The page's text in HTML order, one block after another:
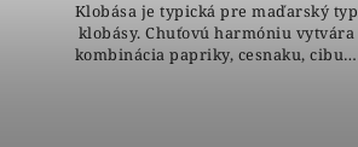
Klobása je typická pre maďarský typ
klobásy. Chuťovú harmóniu vytvára
kombinácia papriky, cesnaku, cibule